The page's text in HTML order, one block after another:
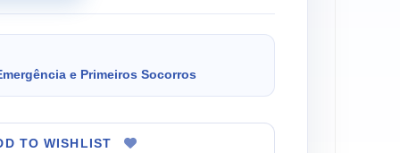
e Primeiros Socorros
TO WISHLIST